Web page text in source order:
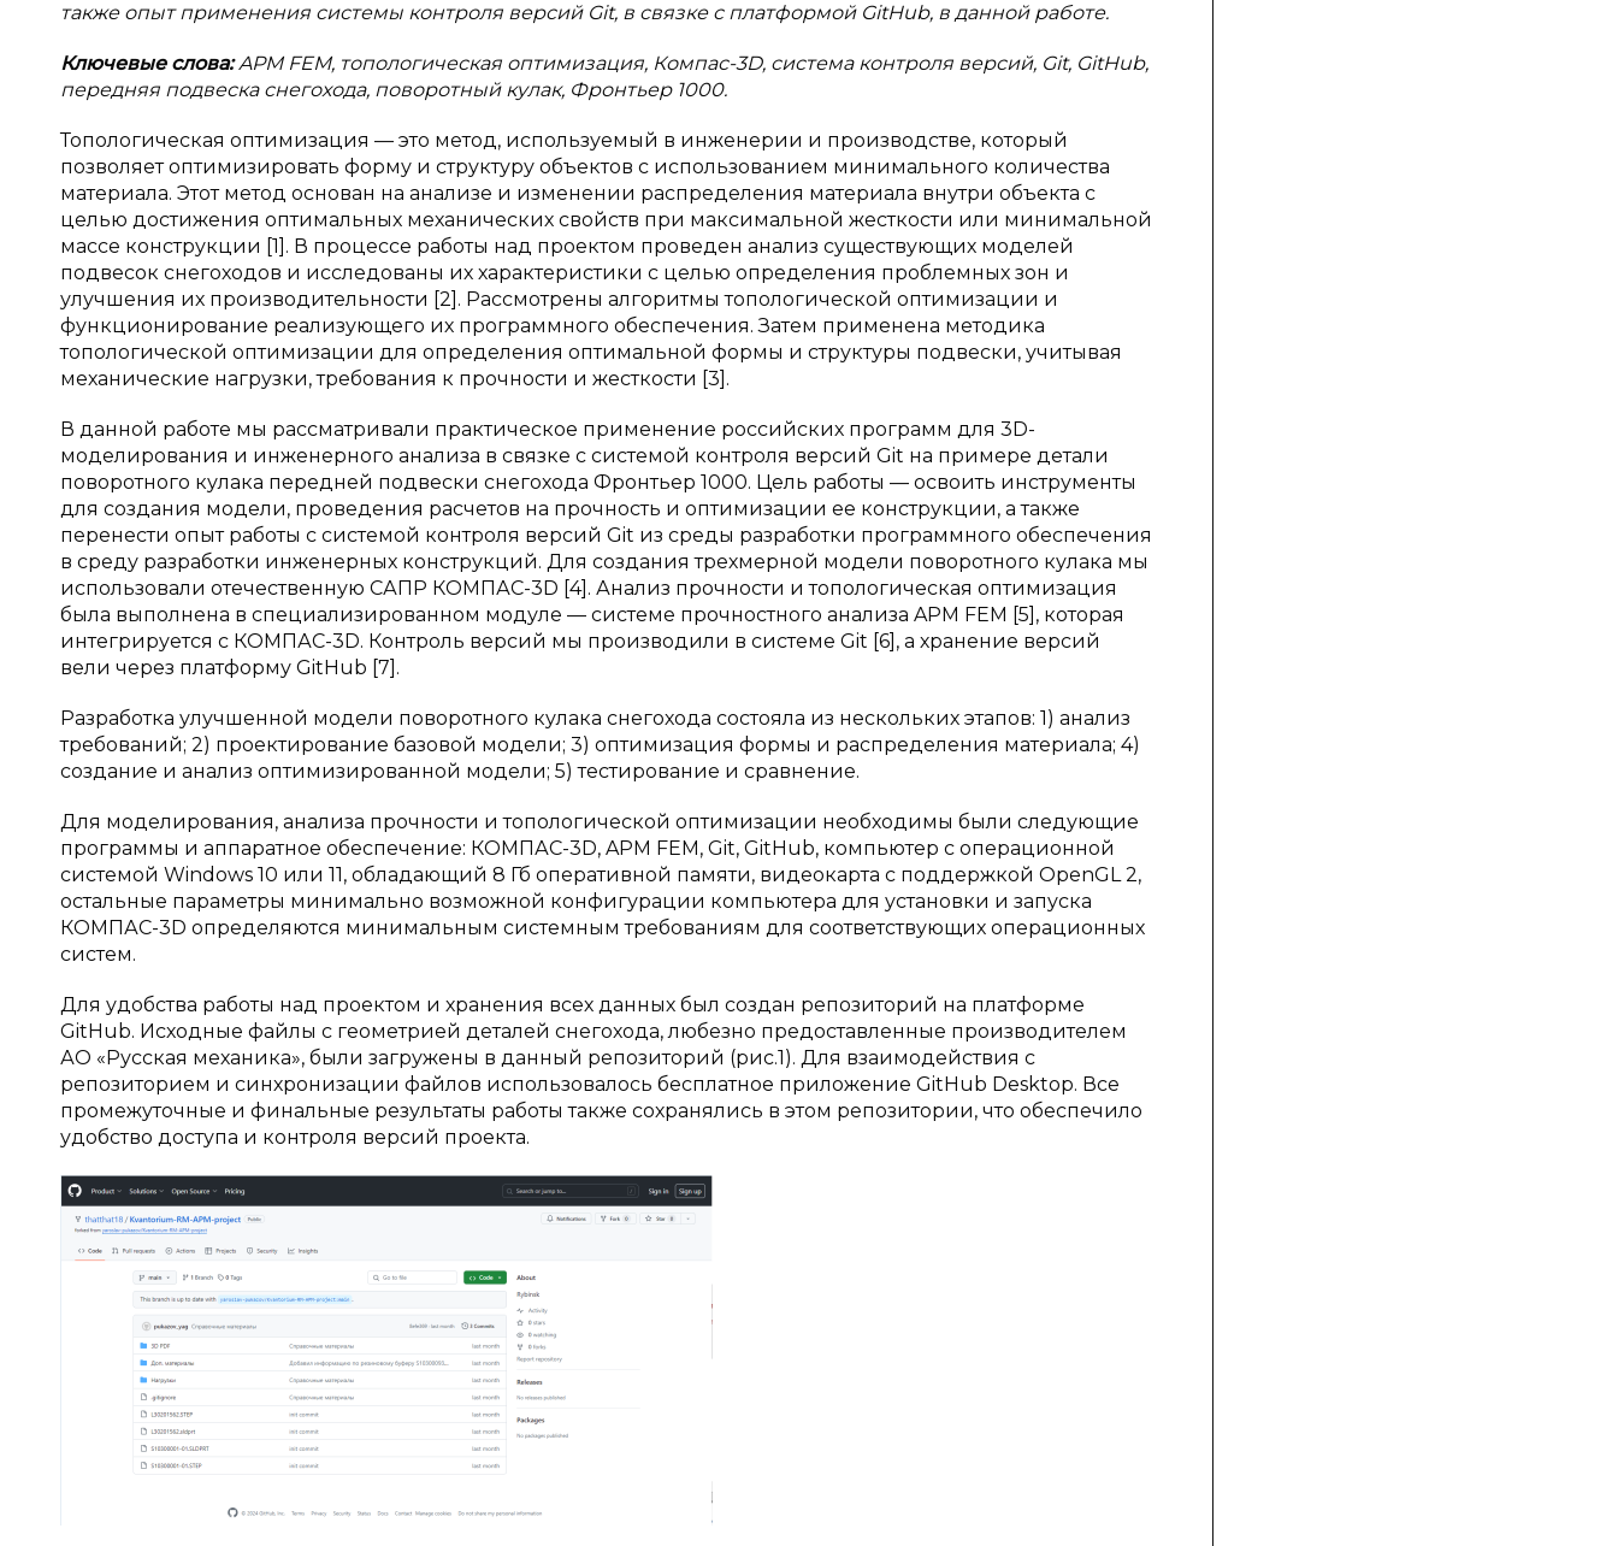
также опыт применения системы контроля версий Git, в связке с платформой GitHub, в данной работе.
Ключевые слова:APM FEM, топологическая оптимизация, Компас-3D, система контроля версий, Git, GitHub,
передняя подвеска снегохода, поворотный кулак, Фронтьер 1000.
Топологическая оптимизация — это метод, используемый в инженерии и производстве, который
позволяет оптимизировать форму и структуру объектов с использованием минимального количества
материала. Этот метод основан на анализе и изменении распределения материала внутри объекта с
целью достижения оптимальных механических свойств при максимальной жесткости или минимальной
массе конструкции [1]. В процессе работы над проектом проведен анализ существующих моделей
подвесок снегоходов и исследованы их характеристики с целью определения проблемных зон и
улучшения их производительности [2]. Рассмотрены алгоритмы топологической оптимизации и
функционирование реализующего их программного обеспечения. Затем применена методика
топологической оптимизации для определения оптимальной формы и структуры подвески, учитывая
механические нагрузки, требования к прочности и жесткости [3].
В данной работе мы рассматривали практическое применение российских программ для 3D-
моделирования и инженерного анализа в связке с системой контроля версий Git на примере детали
поворотного кулака передней подвески снегохода Фронтьер 1000. Цель работы — освоить инструменты
для создания модели, проведения расчетов на прочность и оптимизации ее конструкции, а также
перенести опыт работы с системой контроля версий Git из среды разработки программного обеспечения
в среду разработки инженерных конструкций. Для создания трехмерной модели поворотного кулака мы
использовали отечественную САПР КОМПАС-3D [4]. Анализ прочности и топологическая оптимизация
была выполнена в специализированном модуле — системе прочностного анализа APM FEM [5], которая
интегрируется с КОМПАС-3D. Контроль версий мы производили в системе Git [6], а хранение версий
вели через платформу GitHub [7].
Разработка улучшенной модели поворотного кулака снегохода состояла из нескольких этапов: 1) анализ
требований; 2) проектирование базовой модели; 3) оптимизация формы и распределения материала; 4)
создание и анализ оптимизированной модели; 5) тестирование и сравнение.
Для моделирования, анализа прочности и топологической оптимизации необходимы были следующие
программы и аппаратное обеспечение: КОМПАС-3D, APM FEM, Git, GitHub, компьютер с операционной
системой Windows 10 или 11, обладающий 8 Гб оперативной памяти, видеокарта с поддержкой OpenGL 2,
остальные параметры минимально возможной конфигурации компьютера для установки и запуска
КОМПАС-3D определяются минимальным системным требованиям для соответствующих операционных
систем.
Для удобства работы над проектом и хранения всех данных был создан репозиторий на платформе
GitHub. Исходные файлы с геометрией деталей снегохода, любезно предоставленные производителем
АО «Русская механика», были загружены в данный репозиторий (рис.1). Для взаимодействия с
репозиторием и синхронизации файлов использовалось бесплатное приложение GitHub Desktop. Все
промежуточные и финальные результаты работы также сохранялись в этом репозитории, что обеспечило
удобство доступа и контроля версий проекта.